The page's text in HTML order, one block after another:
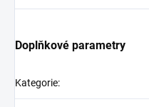
Doplňkové parametry
Kategorie: